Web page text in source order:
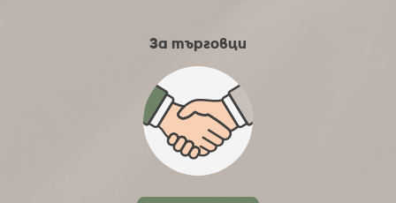
За търговци